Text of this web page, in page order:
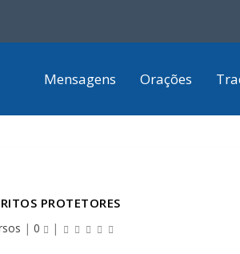
Mensagens Orações
PROTETORES
|0 |